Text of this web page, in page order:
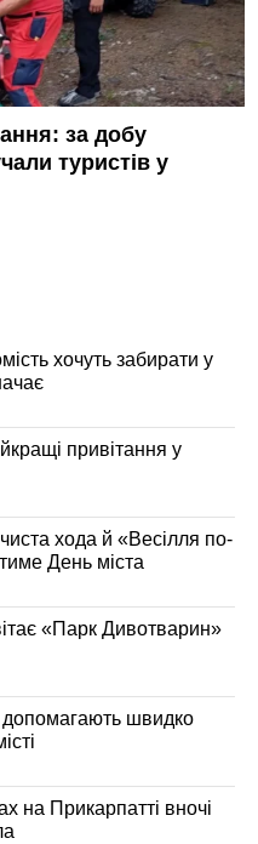
за добу
туристів у
хочуть забирати у
привітання у
хода й «Весілля по-
День міста
«Парк Дивотварин»
допомагають швидко
на Прикарпатті вночі